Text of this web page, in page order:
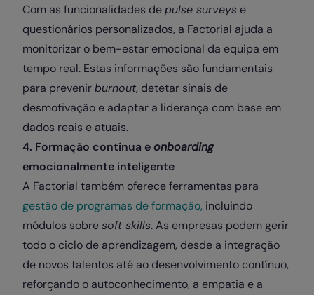
Com as funcionalidades depulse surveys e
questionários personalizados, a Factorial ajuda a
monitorizar o bem-estar emocional da equipa em
tempo real. Estas informações são fundamentais
para prevenirburnout, detetar sinais de
desmotivação e adaptar a liderança com base em
dados reais e atuais.
4. Formação contínua eonboarding
emocionalmente inteligente
A Factorial também oferece ferramentas para
gestão de programas de formação, incluindo
módulos sobresoft skills. As empresas podem gerir
todo o ciclo de aprendizagem, desde a integração
de novos talentos até ao desenvolvimento contínuo,
reforçando o autoconhecimento, a empatia e a